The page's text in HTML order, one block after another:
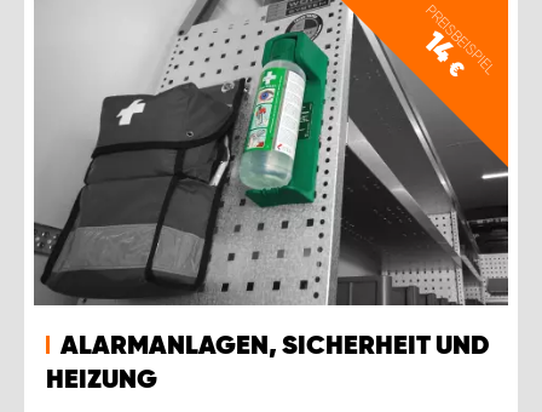
PREISBEISPIEL
14
€
ALARMANLAGEN, SICHERHEIT UND
HEIZUNG